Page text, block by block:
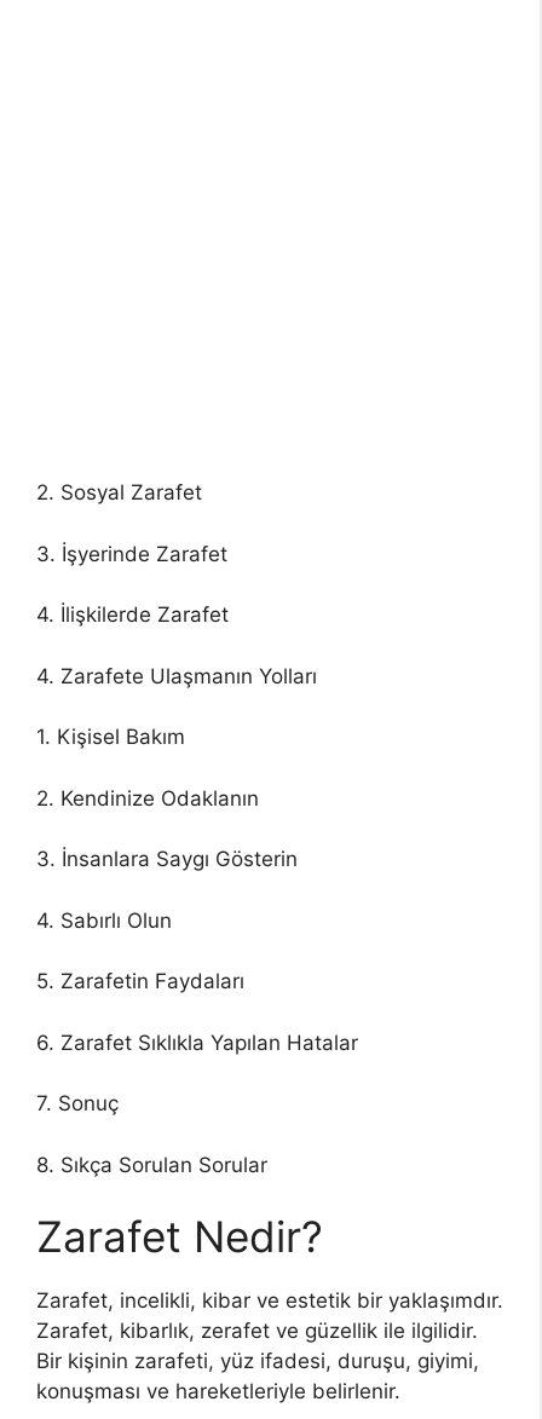
2. Sosyal Zarafet
3. İşyerinde Zarafet
4. İlişkilerde Zarafet
4. Zarafete Ulaşmanın Yolları
1. Kişisel Bakım
2. Kendinize Odaklanın
3. İnsanlara Saygı Gösterin
4. Sabırlı Olun
5. Zarafetin Faydaları
6. Zarafet Sıklıkla Yapılan Hatalar
7. Sonuç
8. Sıkça Sorulan Sorular
Zarafet Nedir?
Zarafet, incelikli, kibar ve estetik bir yaklaşımdır.
Zarafet, kibarlık, zerafet ve güzellik ile ilgilidir.
Bir kişinin zarafeti, yüz ifadesi, duruşu, giyimi,
konuşması ve hareketleriyle belirlenir.